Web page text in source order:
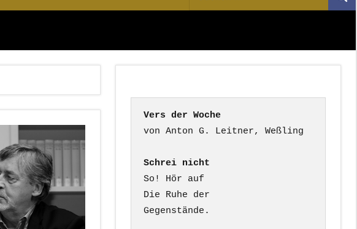
nach:
Vers der Woche
Schrei nicht
So! Hör auf
Die Ruhe der
Gegenstände.